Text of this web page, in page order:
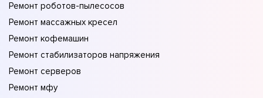
Ремонт роботов-пылесосов
Ремонт массажных кресел
Ремонт кофемашин
Ремонт стабилизаторов напряжения
Ремонт серверов
Ремонт мфу